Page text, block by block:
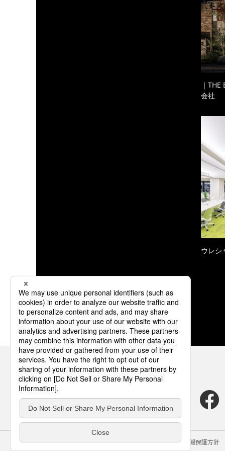
｜
会社
ウレシ
サイトのご利用にあたって クッキーポリシー 個人情報保護方針